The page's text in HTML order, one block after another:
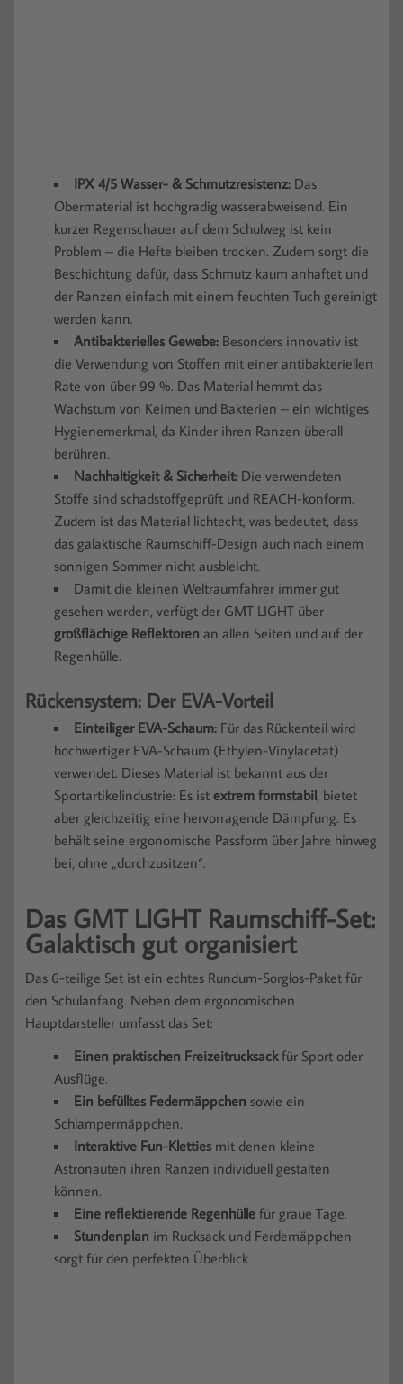
IPX 4/5 Wasser- & Schmutzresistenz: Das
Obermaterial ist hochgradig wasserabweisend. Ein
kurzer Regenschauer auf dem Schulweg ist kein
Problem – die Hefte bleiben trocken. Zudem sorgt die
Beschichtung dafür, dass Schmutz kaum anhaftet und
der Ranzen einfach mit einem feuchten Tuch gereinigt
werden kann.
Antibakterielles Gewebe: Besonders innovativ ist
die Verwendung von Stoffen mit einer antibakteriellen
Rate von über 99 %. Das Material hemmt das
Wachstum von Keimen und Bakterien – ein wichtiges
Hygienemerkmal, da Kinder ihren Ranzen überall
berühren.
Nachhaltigkeit & Sicherheit: Die verwendeten
Stoffe sind schadstoffgeprüft und REACH-konform.
Zudem ist das Material lichtecht, was bedeutet, dass
das galaktische Raumschiff-Design auch nach einem
sonnigen Sommer nicht ausbleicht.
Damit die kleinen Weltraumfahrer immer gut
gesehen werden, verfügt der GMT LIGHT über
großflächige Reflektoren an allen Seiten und auf der
Regenhülle.
Rückensystem: Der EVA-Vorteil
Einteiliger EVA-Schaum: Für das Rückenteil wird
hochwertiger EVA-Schaum (Ethylen-Vinylacetat)
verwendet. Dieses Material ist bekannt aus der
Sportartikelindustrie: Es ist extrem formstabil, bietet
aber gleichzeitig eine hervorragende Dämpfung. Es
behält seine ergonomische Passform über Jahre hinweg
bei, ohne „durchzusitzen“.
Das GMT LIGHT Raumschiff-Set:
Galaktisch gut organisiert
Das 6-teilige Set ist ein echtes Rundum-Sorglos-Paket für
den Schulanfang. Neben dem ergonomischen
Hauptdarsteller umfasst das Set:
Einen praktischen Freizeitrucksackfür Sport oder
Ausflüge.
Ein befülltes Federmäppchen sowie ein
Schlampermäppchen.
Interaktive Fun-Kletties mit denen kleine
Astronauten ihren Ranzen individuell gestalten
können.
Eine reflektierende Regenhülle für graue Tage.
Stundenplan im Rucksack und Ferdemäppchen
sorgt für den perfekten Überblick